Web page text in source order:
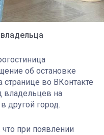
об остановке
странице во ВКонтакте
владельцев на
другой город.
при появлении